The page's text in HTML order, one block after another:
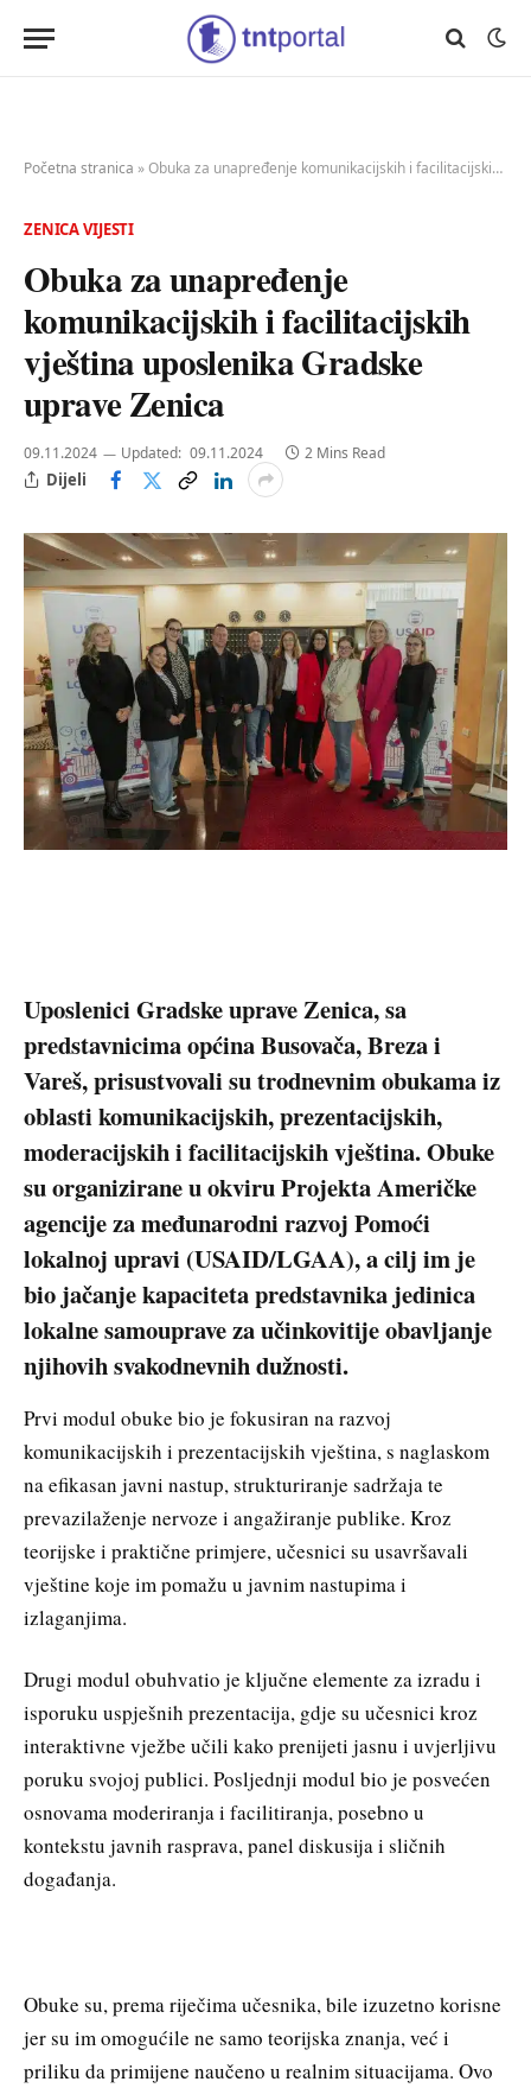
Početna stranica »Obuka za unapređenje komunikacijskih i facilitacijskih vještina uposlenika Gradske uprave Zenica
ZENICA VIJESTI
Obuka za unapređenje
komunikacijskih i facilitacijskih
vještina uposlenika Gradske
uprave Zenica
09.11.2024 Updated: 09.11.2024 2 Mins Read
Dijeli
Uposlenici Gradske uprave Zenica, sa
predstavnicima općina Busovača, Breza i
Vareš, prisustvovali su trodnevnim obukama iz
oblasti komunikacijskih, prezentacijskih,
moderacijskih i facilitacijskih vještina. Obuke
su organizirane u okviru Projekta Američke
agencije za međunarodni razvoj Pomoći
lokalnoj upravi (USAID/LGAA), a cilj im je
bio jačanje kapaciteta predstavnika jedinica
lokalne samouprave za učinkovitije obavljanje
njihovih svakodnevnih dužnosti.
Prvi modul obuke bio je fokusiran na razvoj
komunikacijskih i prezentacijskih vještina, s naglaskom
na efikasan javni nastup, strukturiranje sadržaja te
prevazilaženje nervoze i angažiranje publike. Kroz
teorijske i praktične primjere, učesnici su usavršavali
vještine koje im pomažu u javnim nastupima i
izlaganjima.
Drugi modul obuhvatio je ključne elemente za izradu i
isporuku uspješnih prezentacija, gdje su učesnici kroz
interaktivne vježbe učili kako prenijeti jasnu i uvjerljivu
poruku svojoj publici. Posljednji modul bio je posvećen
osnovama moderiranja i facilitiranja, posebno u
kontekstu javnih rasprava, panel diskusija i sličnih
događanja.
Obuke su, prema riječima učesnika, bile izuzetno korisne
jer su im omogućile ne samo teorijska znanja, već i
priliku da primijene naučeno u realnim situacijama. Ovo